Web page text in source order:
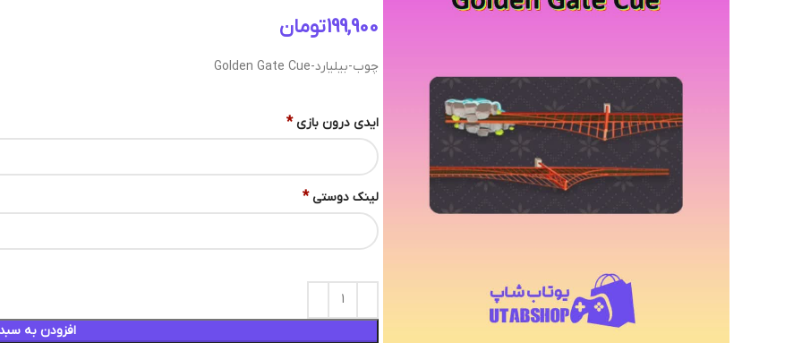
تومان
چوب-بیلیارد-Golden Gate Cue
ایدی درون بازی *
لینک دوستی *
افزودن به